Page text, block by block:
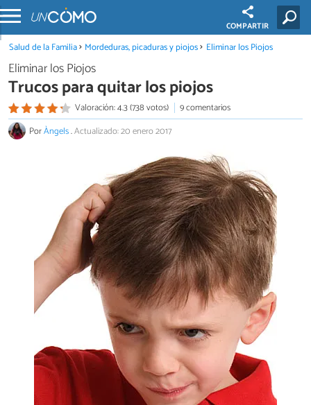
COMPARTIR
Salud de la Familia Mordeduras, picaduras y piojos Eliminar los Piojos
Eliminar los Piojos
Trucos para quitar los piojos
Valoración: 4.3 (738 votos)
9 comentarios
PorÀngels.Actualizado: 20 enero 2017